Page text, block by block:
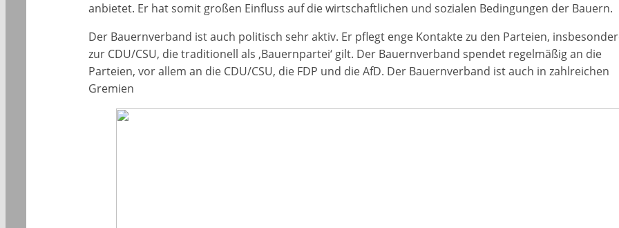
anbietet. Er hat somit großen Einfluss auf die wirtschaftlichen und sozialen Bedingungen der Bauern.
Der Bauernverband ist auch politisch sehr aktiv. Er pflegt enge Kontakte zu den Parteien,
zur CDU/CSU, die traditionell als ‚Bauernpartei‘ gilt. Der Bauernverband spendet regelmäßig an die
Parteien, vor allem an die CDU/CSU, die FDP und die AfD. Der Bauernverband ist auch in zahlreichen
Gremien